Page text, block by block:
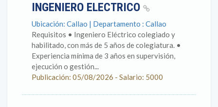
INGENIERO ELECTRICO
Ubicación: Callao | Departamento : Callao
Requisitos • Ingeniero Eléctrico colegiado y
habilitado, con más de 5 años de colegiatura. •
Experiencia mínima de 3 años en supervisión,
ejecución o gestión...
Publicación: 05/08/2026 - Salario: 5000